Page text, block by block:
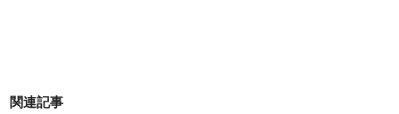
関連記事